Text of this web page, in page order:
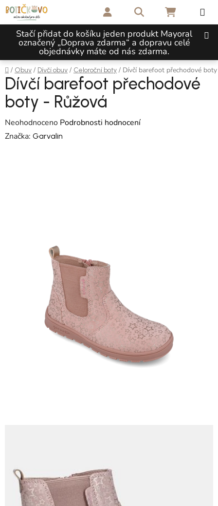
Přejít na obsah
Stačí přidat do košíku jeden produkt Mayoral
označený „Doprava zdarma“ a dopravu celé
objednávky máte od nás zdarma.
Hledat NÁKUPNÍ
Domů
/ Obuv / Dívčí obuv / Celoroční boty / Dívčí barefoot přechodové
Dívčí barefoot přechodové
boty - Růžová
Průměrné hodnocení produktu je 0,0 z 5 hvězdiček.
Neohodnoceno Podrobnosti hodnocení
Značka: Garvalin